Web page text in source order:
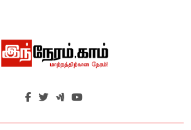
இந்நேரம்.காம்
செய்திகளுக்கு அப்பால்…